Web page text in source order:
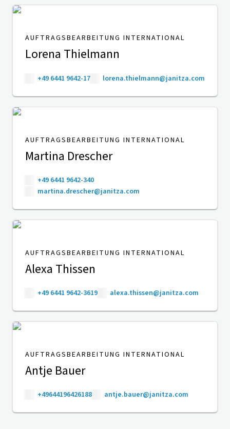
AUFTRAGSBEARBEITUNG INTERNATIONAL
Lorena Thielmann
+49 6441 9642-17 lorena.thielmann@janitza.com
AUFTRAGSBEARBEITUNG INTERNATIONAL
Martina Drescher
+49 6441 9642-340
martina.drescher@janitza.com
AUFTRAGSBEARBEITUNG INTERNATIONAL
Alexa Thissen
+49 6441 9642-3619 alexa.thissen@janitza.com
AUFTRAGSBEARBEITUNG INTERNATIONAL
Antje Bauer
+49644196426188 antje.bauer@janitza.com